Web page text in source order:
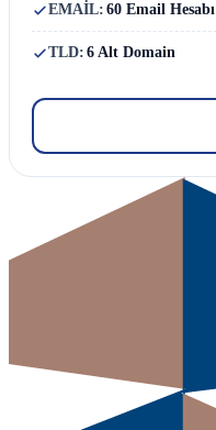
EMAİL: 60 Email Hesabı
TLD: 6 Alt Domain